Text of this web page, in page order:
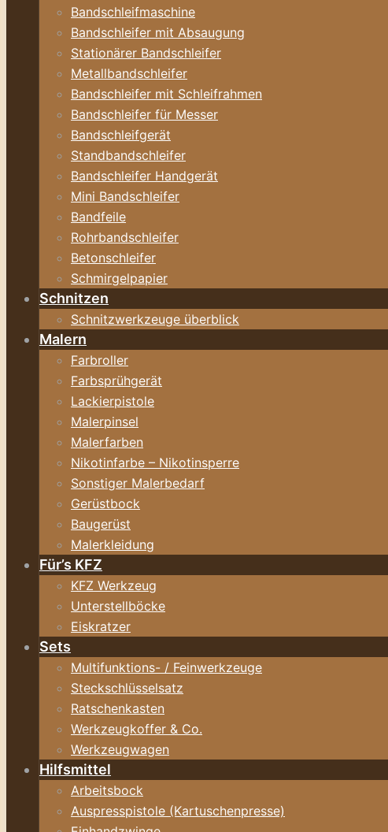
Bandschleifmaschine
Bandschleifer mit Absaugung
Stationärer Bandschleifer
Metallbandschleifer
Bandschleifer mit Schleifrahmen
Bandschleifer für Messer
Bandschleifgerät
Standbandschleifer
Bandschleifer Handgerät
Mini Bandschleifer
Bandfeile
Rohrbandschleifer
Betonschleifer
Schmirgelpapier
Schnitzen
Schnitzwerkzeuge überblick
Malern
Farbroller
Farbsprühgerät
Lackierpistole
Malerpinsel
Malerfarben
Nikotinfarbe – Nikotinsperre
Sonstiger Malerbedarf
Gerüstbock
Baugerüst
Malerkleidung
Für’s KFZ
KFZ Werkzeug
Unterstellböcke
Eiskratzer
Sets
Multifunktions- / Feinwerkzeuge
Steckschlüsselsatz
Ratschenkasten
Werkzeugkoffer & Co.
Werkzeugwagen
Hilfsmittel
Arbeitsbock
Auspresspistole (Kartuschenpresse)